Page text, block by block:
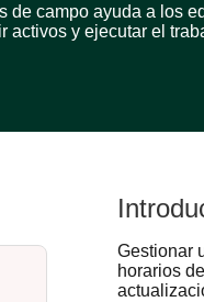
de campo ayuda a los
activos y ejecutar el
Gestionar
horarios